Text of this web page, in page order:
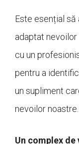
Este esențial
adaptat
cu un
pentru a
un supliment
nevoilor noastre.
Un complex